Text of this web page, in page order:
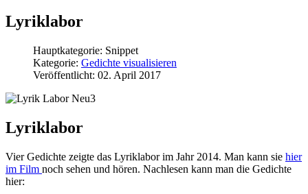
Lyriklabor
Hauptkategorie: Snippet
Kategorie: Gedichte visualisieren
Veröffentlicht: 02. April 2017
Lyriklabor
Vier Gedichte zeigte das Lyriklabor im Jahr 2014. Man kann sie hier
im Film noch sehen und hören. Nachlesen kann man die Gedichte
hier: